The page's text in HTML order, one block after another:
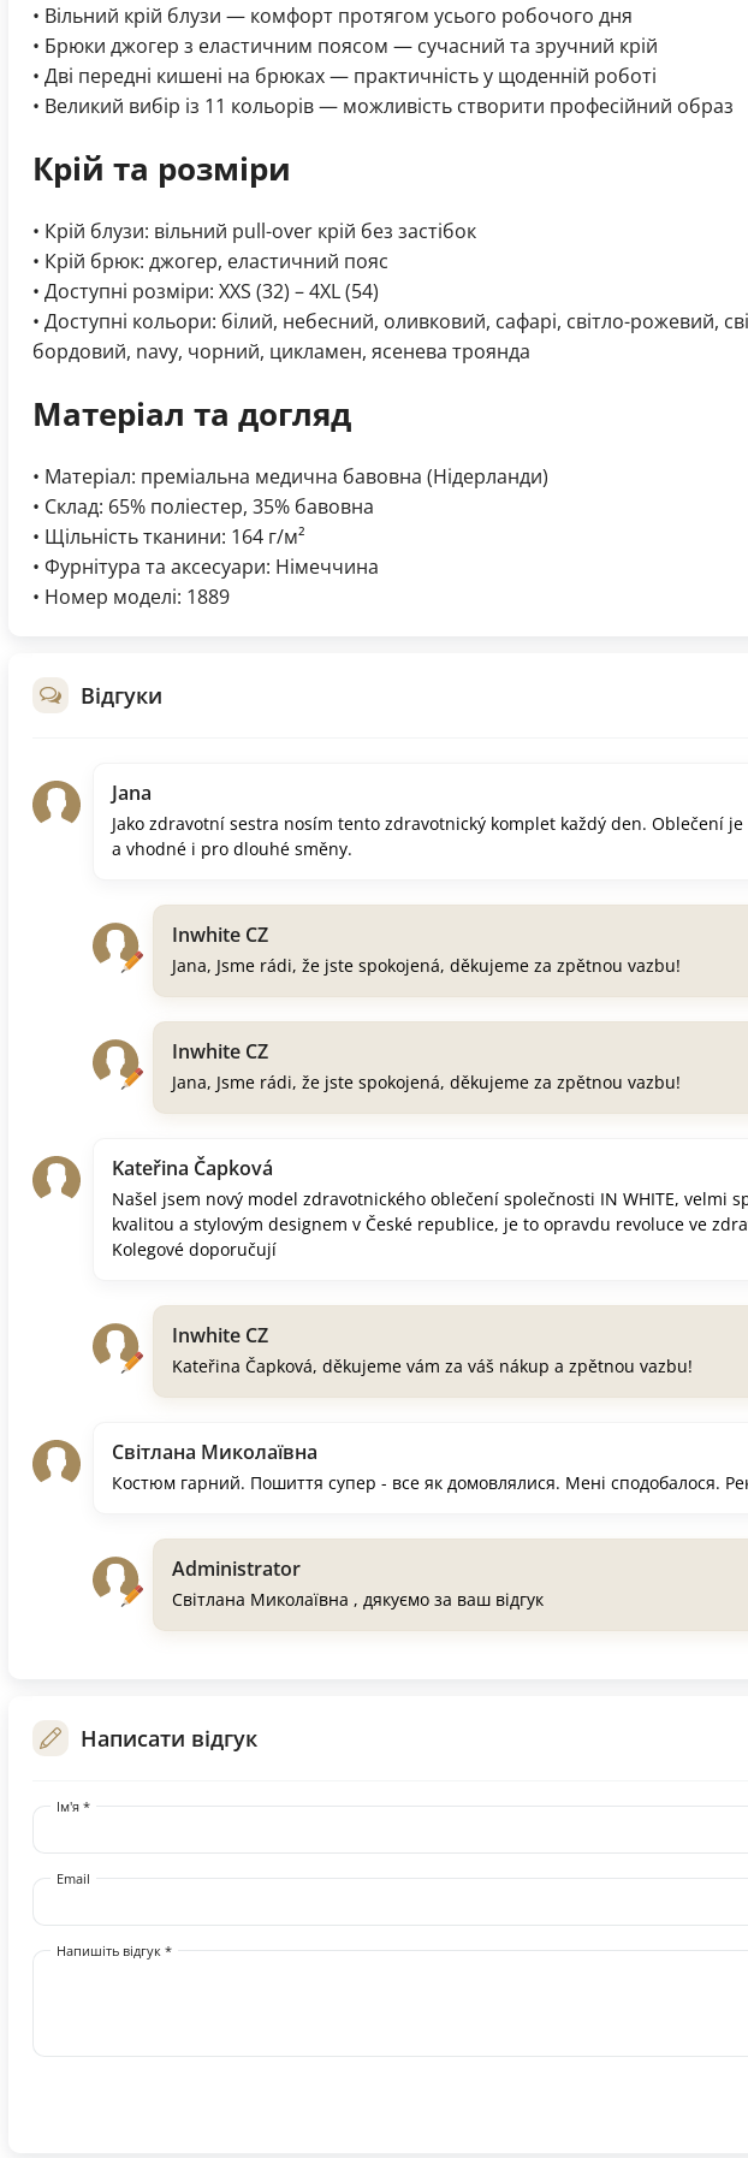
• Вільний крій блузи — комфорт протягом усього робочого дня
• Брюки джогер з еластичним поясом — сучасний та зручний крій
• Дві передні кишені на брюках — практичність у щоденній роботі
• Великий вибір із 11 кольорів — можливість створити професійний образ
Крій та розміри
• Крій блузи: вільний pull-over крій без застібок
• Крій брюк: джогер, еластичний пояс
• Доступні розміри: XXS (32) – 4XL (54)
• Доступні кольори: білий, небесний, оливковий, сафарі, світло-рожевий,
бордовий, navy, чорний, цикламен, ясенева троянда
Матеріал та догляд
• Матеріал: преміальна медична бавовна (Нідерланди)
• Склад: 65% поліестер, 35% бавовна
• Щільність тканини: 164 г/м²
• Фурнітура та аксесуари: Німеччина
• Номер моделі: 1889
Відгуки
Jana
Jako zdravotní sestra nosím tento zdravotnický komplet každý den. Oblečení
a vhodné i pro dlouhé směny.
Inwhite CZ
Jana, Jsme rádi, že jste spokojená, děkujeme za zpětnou vazbu!
Inwhite CZ
Jana, Jsme rádi, že jste spokojená, děkujeme za zpětnou vazbu!
Kateřina Čapková
Našel jsem nový model zdravotnického oblečení společnosti IN WHITE, velmi
kvalitou a stylovým designem v České republice, je to opravdu revoluce ve
Kolegové doporučují
Inwhite CZ
Kateřina Čapková, děkujeme vám za váš nákup a zpětnou vazbu!
Світлана Миколаївна
Костюм гарний. Пошиття супер - все як домовлялися. Мені сподобалося.
Administrator
Світлана Миколаївна , дякуємо за ваш відгук
Написати відгук
Ім'я *
Email
Напишіть відгук *